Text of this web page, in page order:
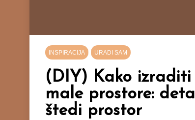
INSPIRACIJA URADI SAM
(DIY) Kako
male prostore:
štedi prostor